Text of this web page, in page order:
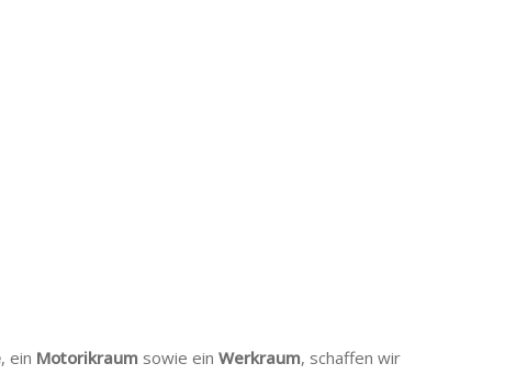
, ein Motorikraum sowie ein Werkraum, schaffen wir